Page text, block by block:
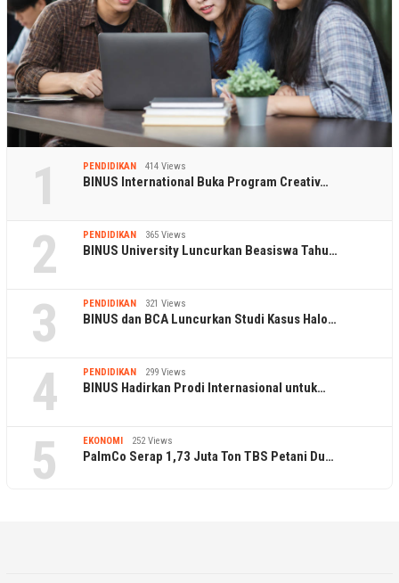
1 PENDIDIKAN 414 Views
BINUS International Buka Program Creativ…
2 PENDIDIKAN 365 Views
BINUS University Luncurkan Beasiswa Tahu…
3 PENDIDIKAN 321 Views
BINUS dan BCA Luncurkan Studi Kasus Halo…
4 PENDIDIKAN 299 Views
BINUS Hadirkan Prodi Internasional untuk…
5 EKONOMI 252 Views
PalmCo Serap 1,73 Juta Ton TBS Petani Du…